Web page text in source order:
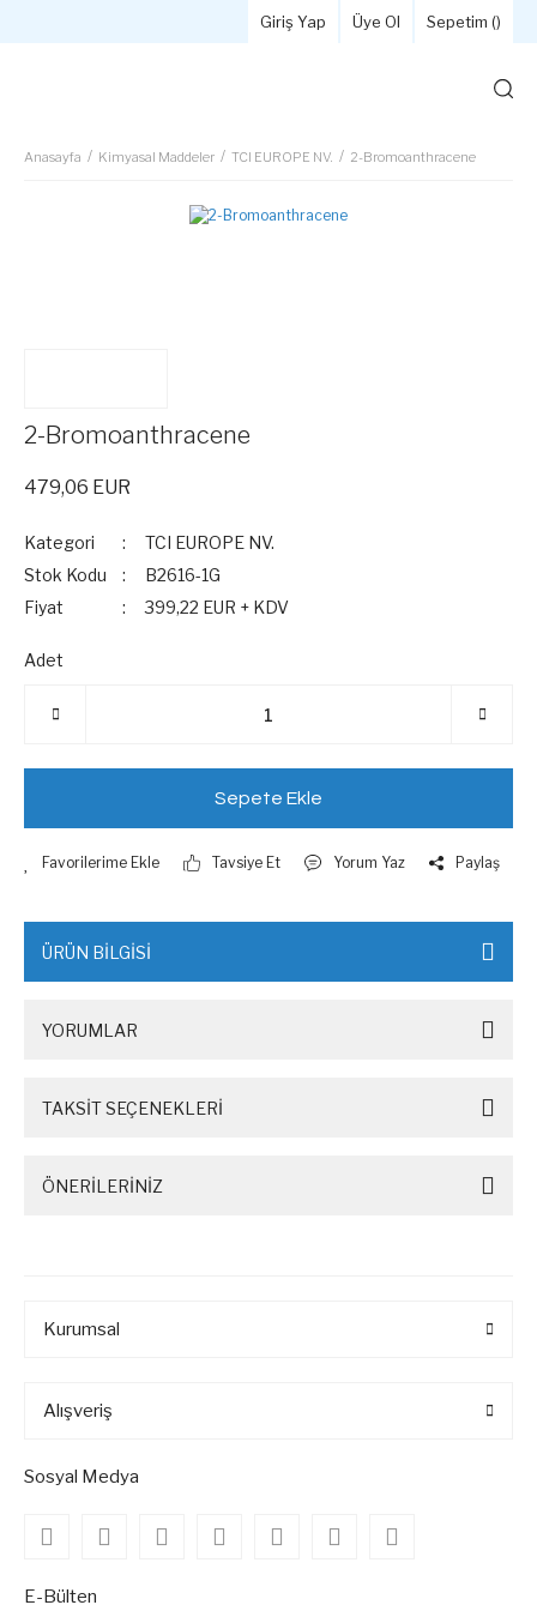
Giriş Yap Üye Ol Sepetim ()
Anasayfa Kimyasal Maddeler TCI EUROPE NV. 2-Bromoanthracene
2-Bromoanthracene
479,06 EUR
Kategori
TCI EUROPE NV.
Stok Kodu
B2616-1G
Fiyat
399,22 EUR + KDV
Adet
Sepete Ekle
Tavsiye Et Yorum Yaz Paylaş
ÜRÜN BİLGİSİ
YORUMLAR
TAKSİT SEÇENEKLERİ
ÖNERİLERİNİZ
Kurumsal
Alışveriş
Sosyal Medya
E-Bülten